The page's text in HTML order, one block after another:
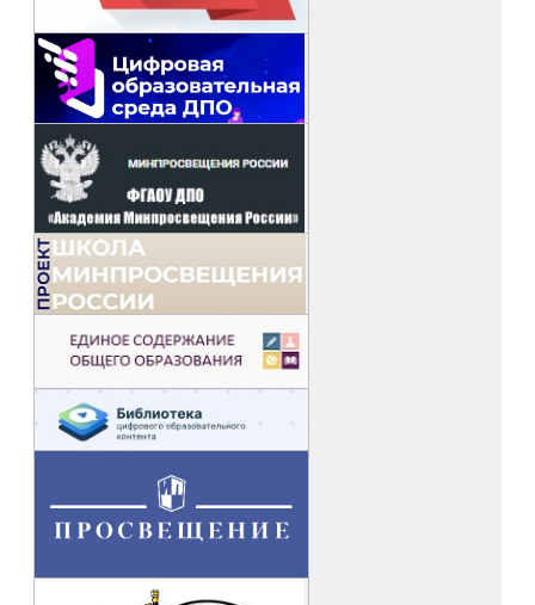
Ст. преп. кафедры воспитания и дополнительного
образования О.А.Краснокутская
«Точка Роста» на уроках географии в теме «Почва»),